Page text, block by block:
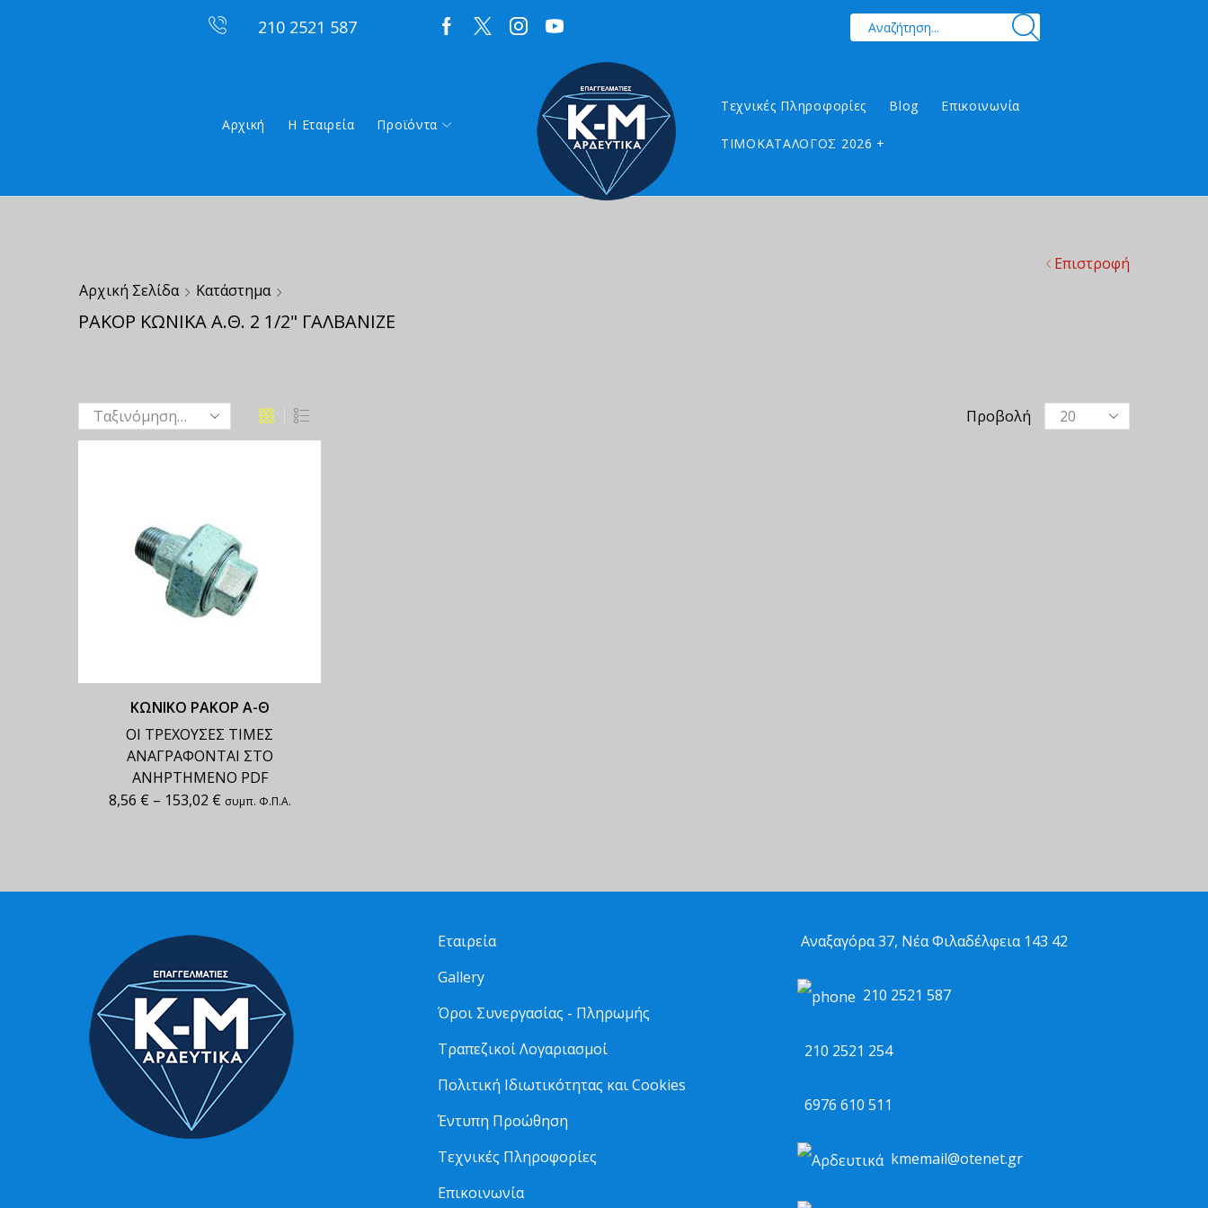
210 2521 587
Αρχική Η Εταιρεία Προϊόντα
Τεχνικές Πληροφορίες Blog Επικοινωνία
ΤΙΜΟΚΑΤΑΛΟΓΟΣ 2026 +
Αρχική Σελίδα Κατάστημα
ΡΑΚΟΡ ΚΩΝΙΚΑ Α.Θ. 2 1/2" ΓΑΛΒΑΝΙΖΕ
Επιστροφή
Προβολή
ΚΩΝΙΚΟ ΡΑΚΟΡ Α-Θ
ΟΙ ΤΡΕΧΟΥΣΕΣ ΤΙΜΕΣ
ΑΝΑΓΡΑΦΟΝΤΑΙ ΣΤΟ
ΑΝΗΡΤΗΜΕΝΟ PDF
8,56 € – 153,02 € συμπ. Φ.Π.Α.
Εταιρεία
Gallery
Όροι Συνεργασίας - Πληρωμής
Τραπεζικοί Λογαριασμοί
Πολιτική Ιδιωτικότητας και Cookies
Έντυπη Προώθηση
Τεχνικές Πληροφορίες
Επικοινωνία
Αναξαγόρα 37, Νέα Φιλαδέλφεια 143 42
210 2521 587
210 2521 254
6976 610 511
kmemail@otenet.gr